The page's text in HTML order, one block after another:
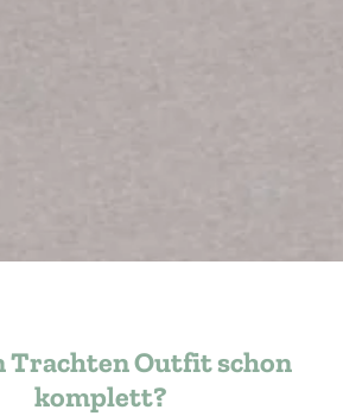
Trachten Outfit schon
komplett?